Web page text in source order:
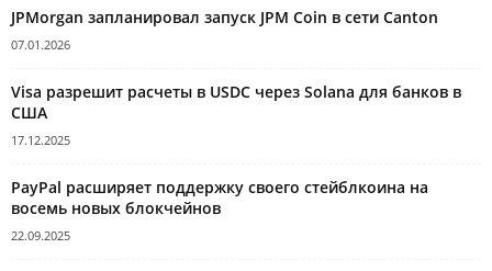
JPMorgan запланировал запуск JPM Coin в сети Canton
07.01.2026
Visa разрешит расчеты в USDC через Solana для банков в
США
17.12.2025
PayPal расширяет поддержку своего стейблкоина на
восемь новых блокчейнов
22.09.2025